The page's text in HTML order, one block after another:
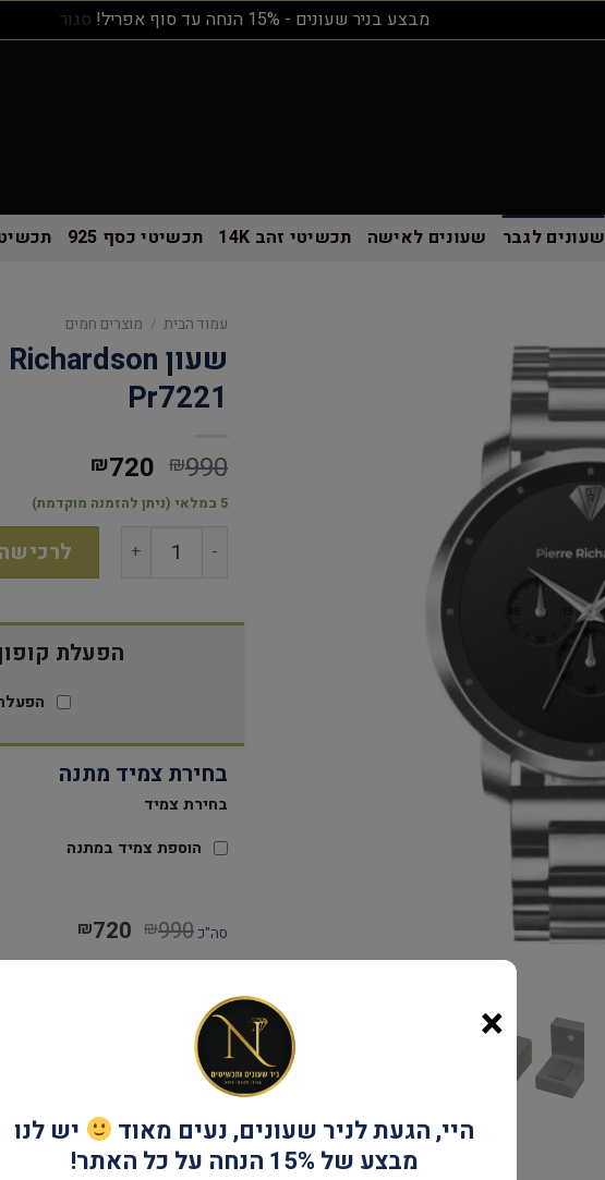
מבצע בניר שעונים - 15% הנחה עד סוף אפריל! סגור
שעונים לגבר שעונים לאישה תכשיטי זהב 14K תכשיטי כסף 925
עמוד הבית / מוצרים חמים
Pr7221
₪990
₪720
5 במלאי (ניתן להזמנה מוקדמת)
לרכישה
הפעלת קופון 15%
בחירת צמיד מתנה
בחירת צמיד
הוספת צמיד במתנה
סה"כ ₪990
₪720
שנתיים אחריות
מק"ט:Pr7221
×
היי, הגעת לניר שעונים, נעים מאוד
יש לנו
מבצע של 15% הנחה על כל האתר!